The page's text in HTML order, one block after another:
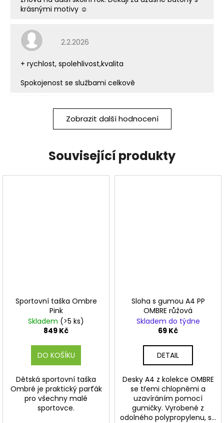
krásnými motivy ☺️
Hodnocení obchodu je 5 z 5 hvězdiček.
2.2.2026
+ rychlost, spolehlivost,kvalita
Spokojenost se službami celkově
Zobrazit další hodnocení
Související produkty
Sportovní taška Ombre
Pink
Skladem (>5 ks)
849 Kč
DO KOŠÍKU
Dětská sportovní taška
Ombré je praktický parťák
pro všechny malé
sportovce.
Sloha s gumou A4 PP
OMBRE růžová
Skladem do týdne
69 Kč
DETAIL
Desky A4 z kolekce OMBRE
se třemi chlopněmi a
uzavíráním pomocí
gumičky. Vyrobené z
odolného polypropylenu, s...